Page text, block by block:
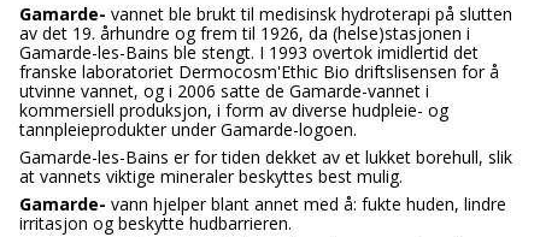
Gamarde- vannet ble brukt til medisinsk hydroterapi på slutten
av det 19. århundre og frem til 1926, da (helse)stasjonen i
Gamarde-les-Bains ble stengt. I 1993 overtok imidlertid det
franske laboratoriet Dermocosm'Ethic Bio driftslisensen for å
utvinne vannet, og i 2006 satte de Gamarde-vannet i
kommersiell produksjon, i form av diverse hudpleie- og
tannpleieprodukter under Gamarde-logoen.
Gamarde-les-Bains er for tiden dekket av et lukket borehull, slik
at vannets viktige mineraler beskyttes best mulig.
Gamarde- vann hjelper blant annet med å: fukte huden, lindre
irritasjon og beskytte hudbarrieren.